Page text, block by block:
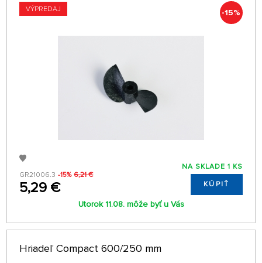
VÝPREDAJ -15%
GR21006.3 -15% 6,21 €
5,29 €
NA SKLADE 1 KS
KÚPIŤ
Utorok 11.08. môže byť u Vás
Hriadeľ Compact 600/250 mm